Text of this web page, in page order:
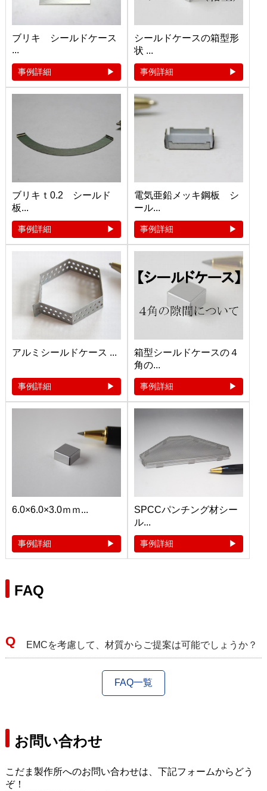
ブリキ シールドケース
...
事例詳細
シールドケースの箱型形
状 ...
事例詳細
ブリキｔ0.2 シールド
板...
事例詳細
電気亜鉛メッキ鋼板 シ
ール...
事例詳細
アルミシールドケース ...
事例詳細
箱型シールドケースの４
角の...
事例詳細
6.0×6.0×3.0ｍｍ...
事例詳細
SPCCパンチング材シー
ル...
事例詳細
FAQ
EMCを考慮して、材質からご提案は可能でしょうか？
FAQ一覧
お問い合わせ
こだま製作所へのお問い合わせは、下記フォームからどう
ぞ！